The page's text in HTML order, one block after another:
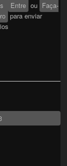
sobre A JANELA
Entre ou Faça-
para enviar